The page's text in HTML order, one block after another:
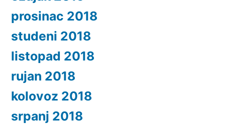
prosinac 2018
studeni 2018
listopad 2018
rujan 2018
kolovoz 2018
srpanj 2018